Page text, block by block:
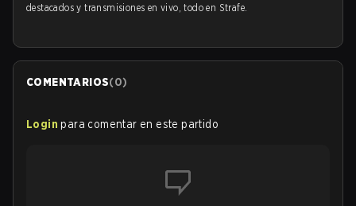
destacados y transmisiones en vivo, todo en Strafe.
COMENTARIOS(0)
Login para comentar en este partido